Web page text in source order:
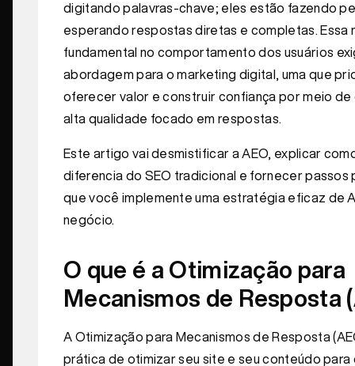
digitando palavras-chave; eles estão fazendo
esperando respostas diretas e completas. Essa
fundamental no comportamento dos usuários
abordagem para o marketing digital, uma que
oferecer valor e construir confiança por meio
alta qualidade focado em respostas.
Este artigo vai desmistificar a AEO, explicar
diferencia do SEO tradicional e fornecer passos
que você implemente uma estratégia eficaz de
negócio.
O que é a Otimização para
Mecanismos de Resposta
A Otimização para Mecanismos de Resposta
prática de otimizar seu site e seu conteúdo para